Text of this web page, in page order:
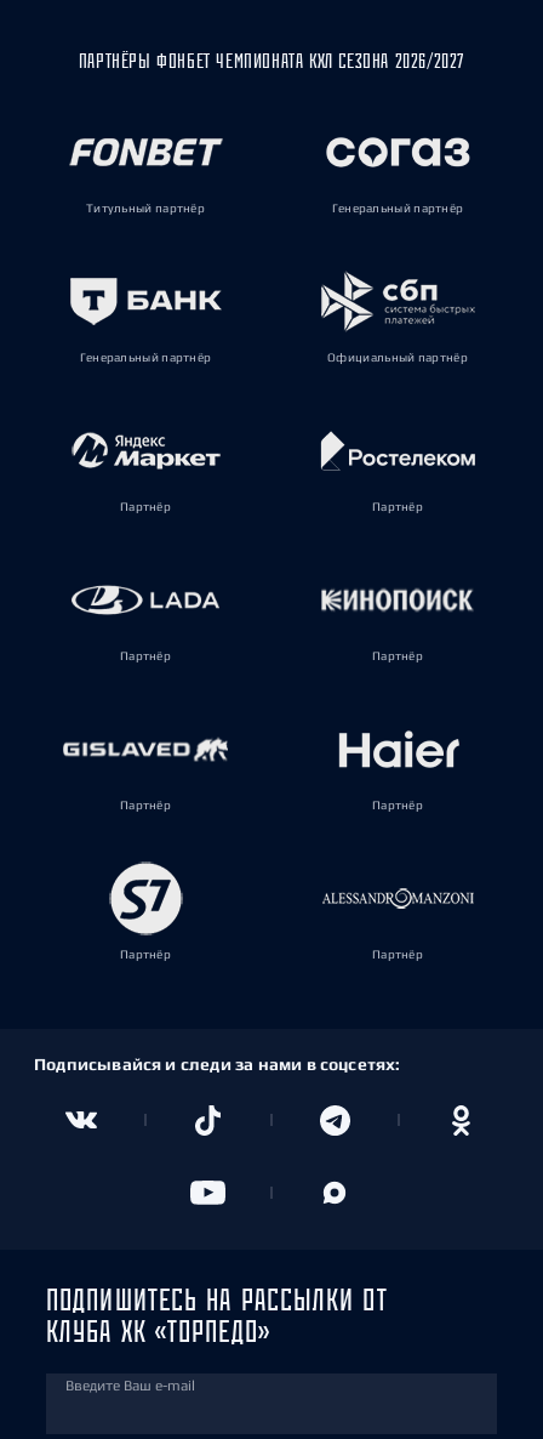
ПАРТНЁРЫ ФОНБЕТ ЧЕМПИОНАТА КХЛ СЕЗОНА 2026/2027
Титульный партнёр Генеральный партнёр
Генеральный партнёр Официальный партнёр
Партнёр Партнёр
Партнёр Партнёр
Партнёр Партнёр
Партнёр Партнёр
Подписывайся и следи за нами в соцсетях:
ПОДПИШИТЕСЬ НА РАССЫЛКИ ОТ
КЛУБА ХК «ТОРПЕДО»
Введите Ваш e-mail